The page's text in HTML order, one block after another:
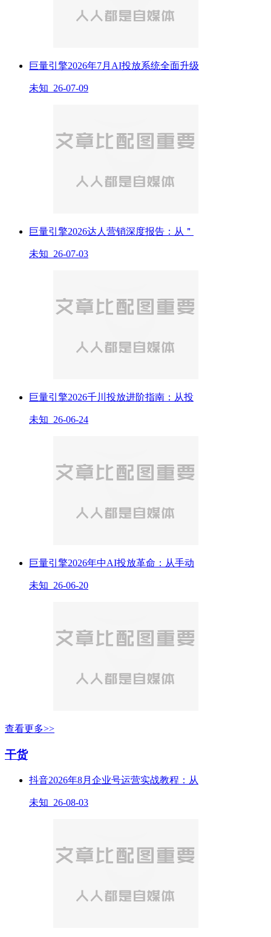
巨量引擎2026年7月AI投放系统全面升级
未知 26-07-09
巨量引擎2026达人营销深度报告：从＂
未知 26-07-03
巨量引擎2026千川投放进阶指南：从投
未知 26-06-24
巨量引擎2026年中AI投放革命：从手动
未知 26-06-20
查看更多>>
干货
抖音2026年8月企业号运营实战教程：从
未知 26-08-03